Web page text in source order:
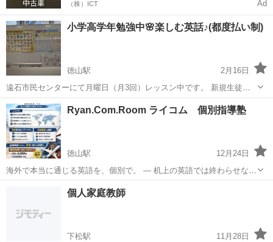
（株）ICT Ad
小学高学年勉強中🌸楽しむ英話♪(都度払い制)
徳山駅
2月16日
遠石市民センターにて月曜日（月3回）レッスン中です。 新規生徒さ
ん募集中です😊 楽しみながら学べるわかりやすいレッスンです。 アル
ファベット、数字が英語で出来れば大丈夫！ 英語は難しくないよ。楽
しいよ♫ 無...
山口 周南市 英語教室
Ryan.Com.Room ライコム 個別指導塾
徳山駅
12月24日
海外で本当に通じる英語を、個別で。 ― 机上の英語では終わらせない
― ⸻ こんな方に • 英語を勉強してきたが、話そうとすると止まる
• 海外出張・転職・駐在・海外とのやり取りを控えている • 英会話スク
徳山駅 英会話
個人家庭教師
下松駅
11月28日